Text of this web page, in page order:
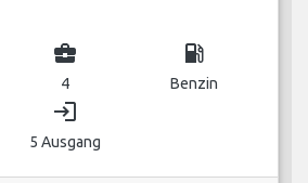
business_center
4
local_gas_station
Benzin
login
5 Ausgang